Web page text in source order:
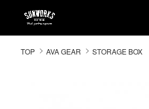
SUNWORKS 公式オンラインショップ
TOP AVA GEAR STORAGE BOX